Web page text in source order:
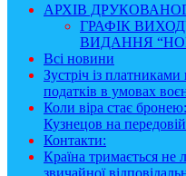
АРХІВ
ГРАФІК
ВИДАННЯ
Всі новини
Зустріч із
податків в умовах
Коли віра стає
Кузнецов на
Контакти:
Країна тримається не
звичайної